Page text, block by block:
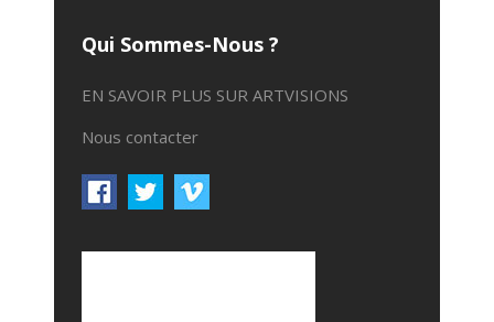
Qui Sommes-Nous ?
EN SAVOIR PLUS SUR ARTVISIONS
Nous contacter